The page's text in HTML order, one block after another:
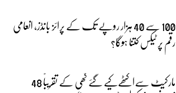
100 سے 40 ہزار روپے تک کے پرائز بانڈز، انعامی
رقم پر ٹیکس کتنا ہوگا؟
مارکیٹ سےاکٹھےکیے گئے گھی کے تقریباً 48